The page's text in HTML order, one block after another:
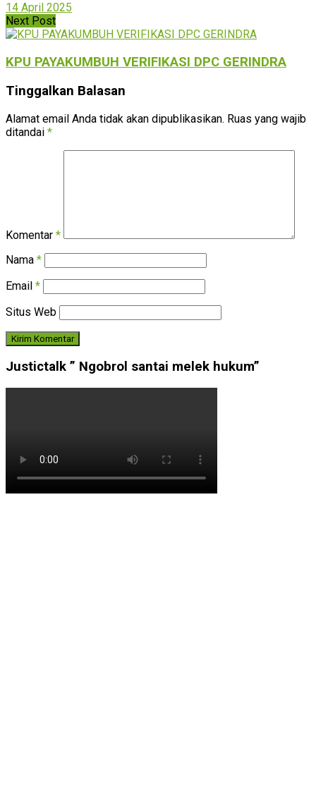
14 April 2025
Next Post
KPU PAYAKUMBUH VERIFIKASI DPC GERINDRA
Tinggalkan Balasan
Alamat email Anda tidak akan dipublikasikan. Ruas yang wajib
ditandai *
Komentar *
Nama *
Email *
Situs Web
Justictalk ” Ngobrol santai melek hukum”